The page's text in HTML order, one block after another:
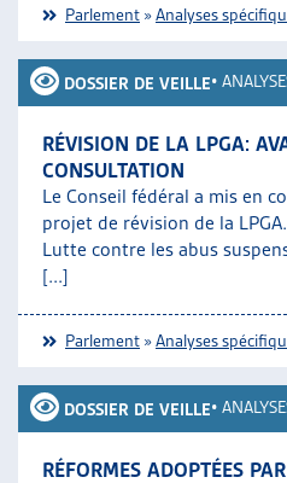
Parlement »Analyses
DOSSIER DE VEILLE•
RÉVISION DE LA LPGA:
CONSULTATION
Le Conseil fédéral a mis en
projet de révision de la
Lutte contre les abus
[...]
Parlement »Analyses
DOSSIER DE VEILLE•
RÉFORMES ADOPTÉES